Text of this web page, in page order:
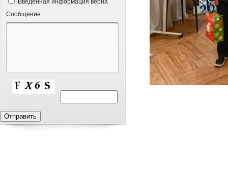
Введённая информация верна
Сообщение